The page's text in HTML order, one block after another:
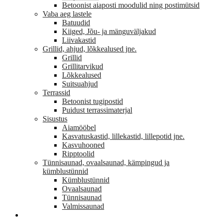
Betoonist aiaposti moodulid ning postimütsid
Vaba aeg lastele
Batuudid
Kiiged, Jõu- ja mänguväljakud
Liivakastid
Grillid, ahjud, lõkkealused jne.
Grillid
Grillitarvikud
Lõkkealused
Suitsuahjud
Terrassid
Betoonist tugipostid
Puidust terrassimaterjal
Sisustus
Aiamööbel
Kasvatuskastid, lillekastid, lillepotid jne.
Kasvuhooned
Ripptoolid
Tünnisaunad, ovaalsaunad, kämpingud ja
kümblustünnid
Kümblustünnid
Ovaalsaunad
Tünnisaunad
Valmissaunad